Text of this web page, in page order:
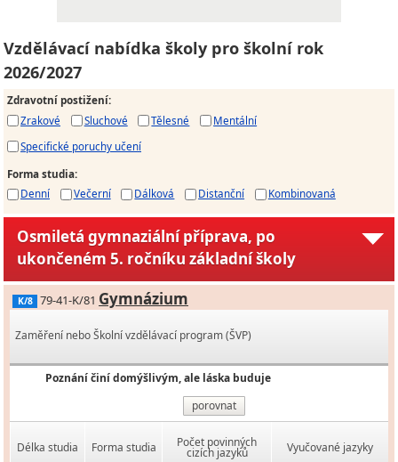
Vzdělávací nabídka školy pro školní rok
2026/2027
Zdravotní postižení:
Zrakové
Sluchové Tělesné
Mentální
Specifické poruchy učení
Forma studia:
Denní
Večerní Dálková Distanční Kombinovaná
Osmiletá gymnaziální příprava, po
ukončeném 5. ročníku základní školy
K/8 79-41-K/81 Gymnázium
Zaměření nebo Školní vzdělávací program (ŠVP)
Poznání činí domýšlivým, ale láska buduje
porovnat
Délka studia Forma studia Počet povinných
cizích jazyků Vyučované jazyky